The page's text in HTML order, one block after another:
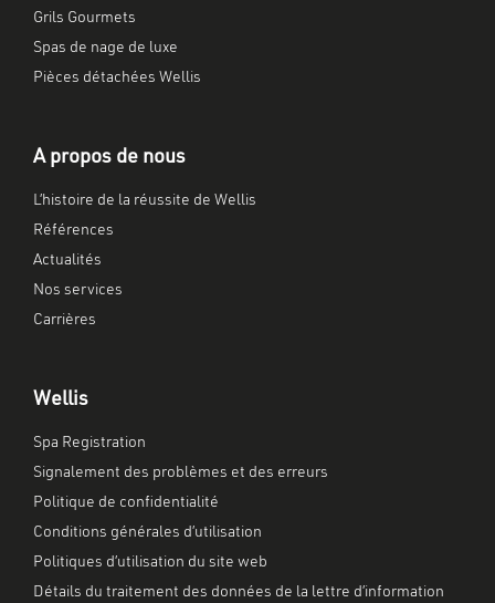
Grils Gourmets
Spas de nage de luxe
Pièces détachées Wellis
A propos de nous
L’histoire de la réussite de Wellis
Références
Actualités
Nos services
Carrières
Wellis
Spa Registration
Signalement des problèmes et des erreurs
Politique de confidentialité
Conditions générales d’utilisation
Politiques d’utilisation du site web
Détails du traitement des données de la lettre d’information